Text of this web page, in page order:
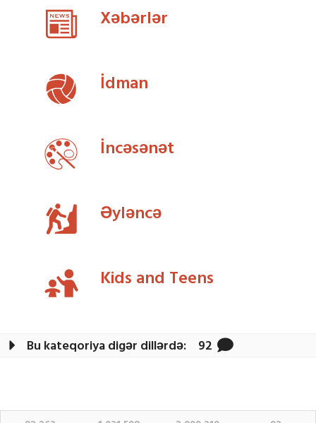
Xəbərlər
İdman
İncəsənət
Əyləncə
Kids and Teens
Bu kateqoriya digər dillərdə: 92